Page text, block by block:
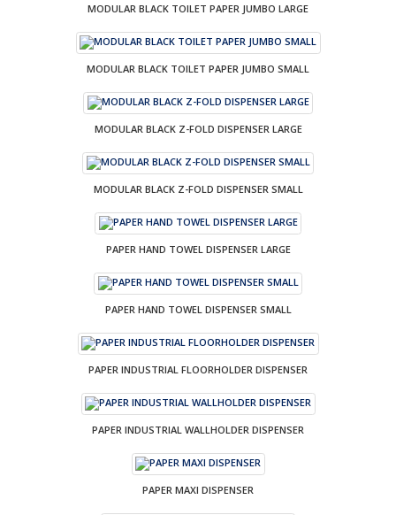
MODULAR BLACK TOILET PAPER JUMBO LARGE
MODULAR BLACK TOILET PAPER JUMBO SMALL
MODULAR BLACK Z-FOLD DISPENSER LARGE
MODULAR BLACK Z-FOLD DISPENSER SMALL
PAPER HAND TOWEL DISPENSER LARGE
PAPER HAND TOWEL DISPENSER SMALL
PAPER INDUSTRIAL FLOORHOLDER DISPENSER
PAPER INDUSTRIAL WALLHOLDER DISPENSER
PAPER MAXI DISPENSER